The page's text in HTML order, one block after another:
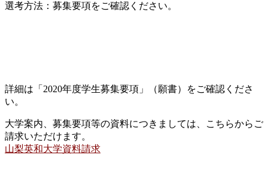
選考方法：募集要項をご確認ください。
詳細は「2020年度学生募集要項」（願書）をご確認くださ
い。
大学案内、募集要項等の資料につきましては、こちらからご
請求いただけます。
山梨英和大学資料請求